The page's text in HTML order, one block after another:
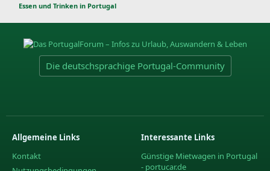
Essen und Trinken in Portugal
Die deutschsprachige Portugal-Community
Allgemeine Links
Kontakt
Interessante Links
Günstige Mietwagen in Portugal
- portucar.de